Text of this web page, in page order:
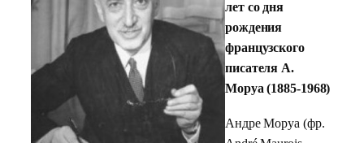
лет со дня
рождения
французского
писателя А.
Моруа (1885-1968)
Андре Моруа (фр.